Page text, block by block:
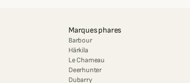
Marques phares
Barbour
Härkila
Le Chameau
Deerhunter
Dubarry